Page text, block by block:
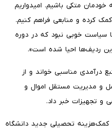
خودمان متکی باشیم. امیدواریم
کرده و منابعی فراهم کنیم.
خوبی نبود که در دوره
ردیف‌ها احیا شده است».
درآمدی مناسبی خواند و از
و مدیریت مستقل اموال و
و تجهیزات خبر داد.
کمک‌هزینه تحصیلی جدید دانشگاه